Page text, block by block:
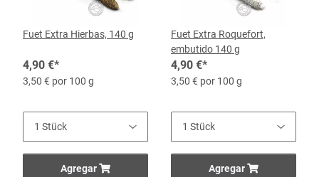
Fuet Extra Hierbas, 140 g
4,90 €*
3,50 € por 100 g
Agregar
Fuet Extra Roquefort,
embutido 140 g
4,90 €*
3,50 € por 100 g
Agregar